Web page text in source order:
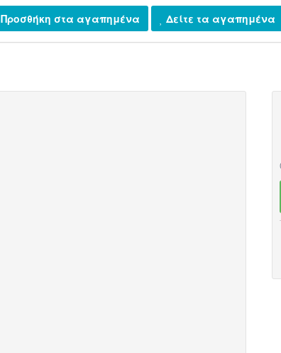
Προσθήκη στα αγαπημένα Δείτε τα αγαπημένα